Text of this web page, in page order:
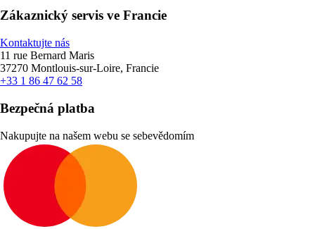
Zákaznický servis ve Francie
Kontaktujte nás
11 rue Bernard Maris
37270 Montlouis-sur-Loire, Francie
+33 1 86 47 62 58
Bezpečná platba
Nakupujte na našem webu se sebevědomím